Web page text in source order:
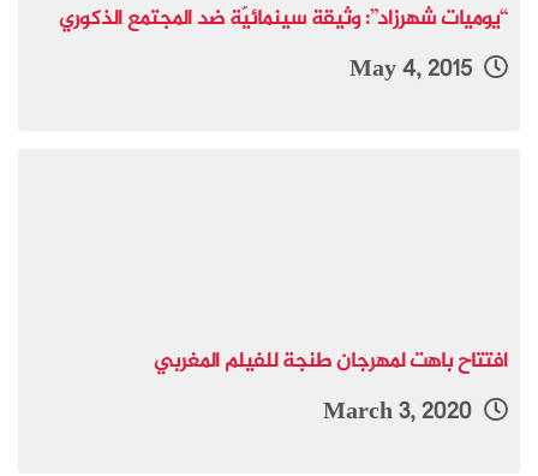
“يوميات شهرزاد”: وثيقة سينمائيّة ضد المجتمع الذكوري
افتتاح باهت لمهرجان طنجة للفيلم المغربي